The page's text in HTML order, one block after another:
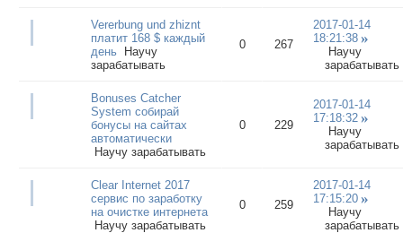
Vererbung und zhiznt
платит 168 $ каждый
день
Научу
зарабатывать
0 267
2017-01-14
18:21:38
Научу
зарабатывать
Bonuses Catcher
System собирай
бонусы на сайтах
автоматически
Научу зарабатывать
0 229
2017-01-14
17:18:32
Научу
зарабатывать
Clear Internet 2017
сервис по заработку
на очистке интернета
Научу зарабатывать
0 259
2017-01-14
17:15:20
Научу
зарабатывать